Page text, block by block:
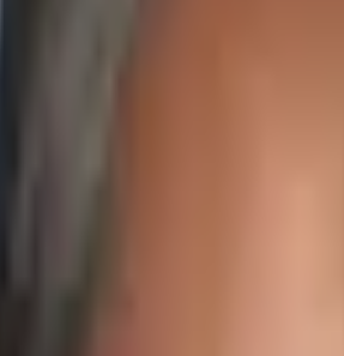
Hospital
und verfügt über 12 Jahre
wie Sourcing Summit und
mehr als 500 LinkedIn-Tipps für TA-
mit über 10 Jahren Erfahrung in
in IT, Gesundheitswesen,
ersetzen kann.